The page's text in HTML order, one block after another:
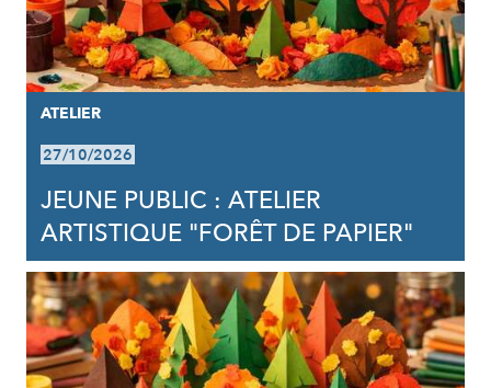
ATELIER
27/10/2026
JEUNE PUBLIC : ATELIER
ARTISTIQUE "FORÊT DE PAPIER"